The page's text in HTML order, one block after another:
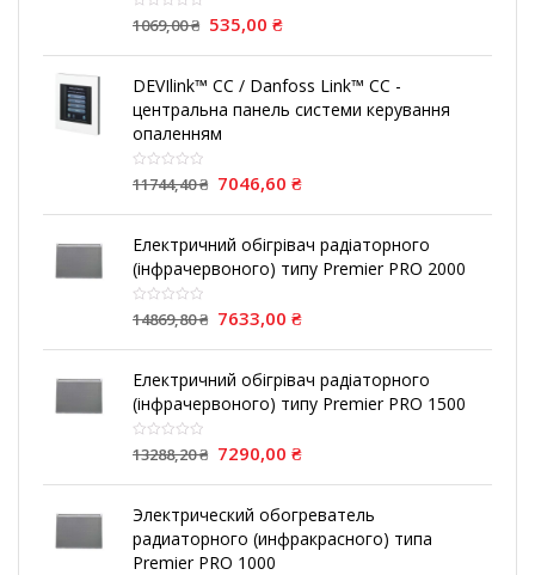
1069,00₴ 535,00 ₴
DEVIlink™ CC / Danfoss Link™ CC -
центральна панель системи керування
опаленням
11744,40₴ 7046,60 ₴
Електричний обігрівач радіаторного
(інфрачервоного) типу Premier PRO 2000
14869,80₴ 7633,00 ₴
Електричний обігрівач радіаторного
(інфрачервоного) типу Premier PRO 1500
13288,20₴ 7290,00 ₴
Электрический обогреватель
радиаторного (инфракрасного) типа
Premier PRO 1000